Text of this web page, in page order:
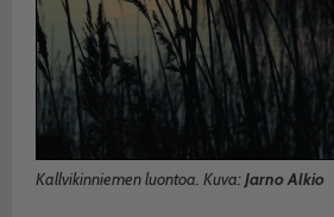
Kallvikinniemen luontoa. Kuva:Jarno Alkio